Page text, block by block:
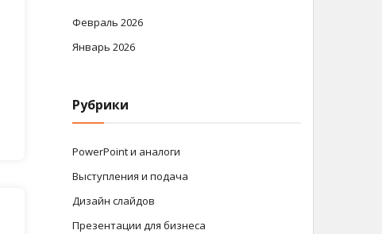
Февраль 2026
Январь 2026
Рубрики
PowerPoint и аналоги
Выступления и подача
Дизайн слайдов
Презентации для бизнеса